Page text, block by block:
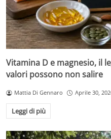
Vitamina D e magnesio, il
valori possono non salire
Mattia Di Gennaro Aprile 30,
Leggi di più